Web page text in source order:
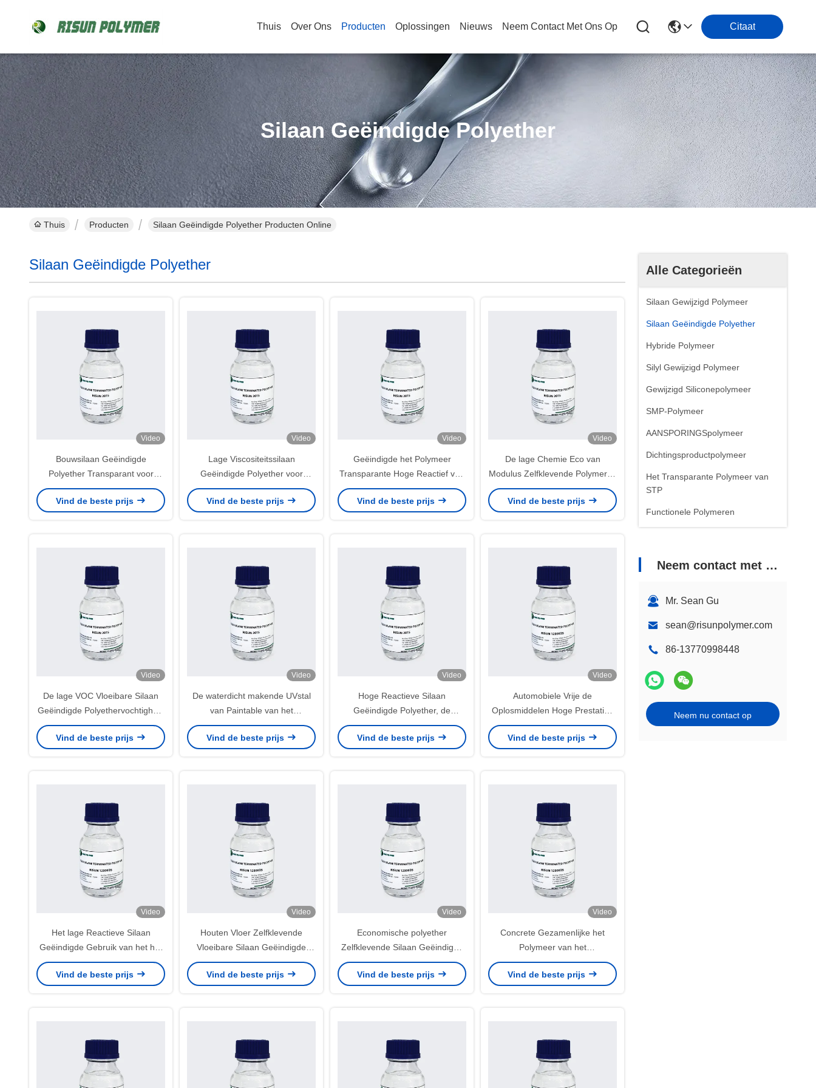
Thuis Over Ons Producten Oplossingen Nieuws Neem Contact Met Ons Op Citaat
Silaan Geëindigde Polyether
Thuis Producten Silaan Geëindigde Polyether Producten Online
Alle Categorieën
Silaan Gewijzigd Polymeer
Silaan Geëindigde Polyether
Hybride Polymeer
Silyl Gewijzigd Polymeer
Gewijzigd Siliconepolymeer
SMP-Polymeer
AANSPORINGSpolymeer
Dichtingsproductpolymeer
Het Transparante Polymeer van
STP
Functionele Polymeren
Neem contact met ons op
Mr. Sean Gu
sean@risunpolymer.com
86-13770998448
Neem nu contact op
Silaan Geëindigde Polyether
Video
Bouwsilaan Geëindigde
Polyether Transparant voor
Duidelijk Dichtingsproduct
Vind de beste prijs
Video
Lage Viscositeitssilaan
Geëindigde Polyether voor
Decoratie van het Polyether de
Zelfklevende Huishouden
Vind de beste prijs
Video
Geëindigde het Polymeer
Transparante Hoge Reactief van
bouwdichtingsproducten Silaan
Vind de beste prijs
Video
De lage Chemie Eco van
Modulus Zelfklevende Polymeren
Vriendschappelijk voor
Bouwdichtingsproduct 12
Vind de beste prijs
Video
De lage VOC Vloeibare Silaan
Geëindigde Polyethervochtigheid
genas Viscositeit 7000-10000
Vind de beste prijs
Video
De waterdicht makende UVstal
van Paintable van het
Dichtingsproductsilaan
Gewijzigde Polymeer
Vind de beste prijs
Video
Hoge Reactieve Silaan
Geëindigde Polyether, de
Agentenhars van de
Silaankoppeling
Vind de beste prijs
Video
Automobiele Vrije de
Oplosmiddelen Hoge Prestaties
van de Dichtingsproductsilaan
Geëindigde Polyether
Vind de beste prijs
Video
Het lage Reactieve Silaan
Geëindigde Gebruik van het het
Dichtingsproduct Gemakkelijke
Proces van de Polyether Lage
Vind de beste prijs
Video
Houten Vloer Zelfklevende
Vloeibare Silaan Geëindigde
Polyether met Langere
Houdbaarheid
Vind de beste prijs
Video
Economische polyether
Zelfklevende Silaan Geëindigde
Polyether en Genezen
Vochtigheid
Vind de beste prijs
Video
Concrete Gezamenlijke het
Polymeer van het
Dichtingsproductsilaan,
Reactieve en Functionele
Vind de beste prijs